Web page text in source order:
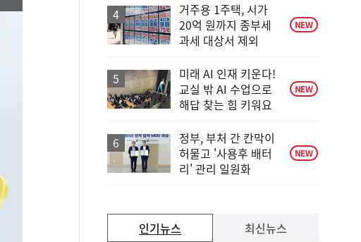
거주용 1주택, 시가
20억 원까지 종부세
과세 대상서 제외
NEW
미래 AI 인재 키운다!
교실 밖 AI 수업으로
해답 찾는 힘 키워요
NEW
정부, 부처 간 칸막이
허물고 '사용후 배터
리' 관리 일원화
NEW
인기뉴스 최신뉴스